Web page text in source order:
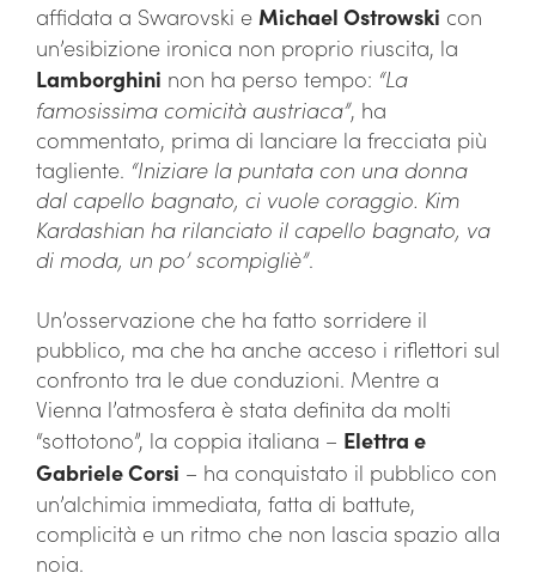
affidata a Swarovski e Michael Ostrowski con
un’esibizione ironica non proprio riuscita, la
Lamborghini non ha perso tempo: “La
famosissima comicità austriaca”, ha
commentato, prima di lanciare la frecciata più
tagliente. “Iniziare la puntata con una donna
dal capello bagnato, ci vuole coraggio. Kim
Kardashian ha rilanciato il capello bagnato, va
di moda, un po’ scompigliè”.
Un’osservazione che ha fatto sorridere il
pubblico, ma che ha anche acceso i riflettori sul
confronto tra le due conduzioni. Mentre a
Vienna l’atmosfera è stata definita da molti
“sottotono”, la coppia italiana – Elettra e
Gabriele Corsi – ha conquistato il pubblico con
un’alchimia immediata, fatta di battute,
complicità e un ritmo che non lascia spazio alla
noia.